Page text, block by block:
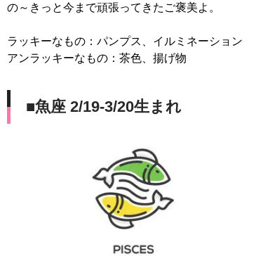
の～きっと今まで頑張ってきたご褒美よ。
ラッキーなもの：パンプス、イルミネーション
アンラッキーなもの：茶色、揚げ物
■魚座 2/19-3/20生まれ